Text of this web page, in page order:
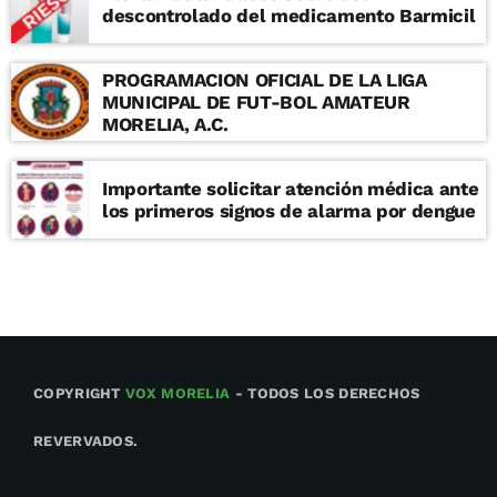
colonia Vasco de Quiroga, en Morelia,
Michoacán.
descontrolado del medicamento Barmicil
PROGRAMACION OFICIAL DE LA LIGA
MUNICIPAL DE FUT-BOL AMATEUR
MORELIA, A.C.
Importante solicitar atención médica ante
los primeros signos de alarma por dengue
COPYRIGHTVOX MORELIA - TODOS LOS DERECHOS
REVERVADOS.